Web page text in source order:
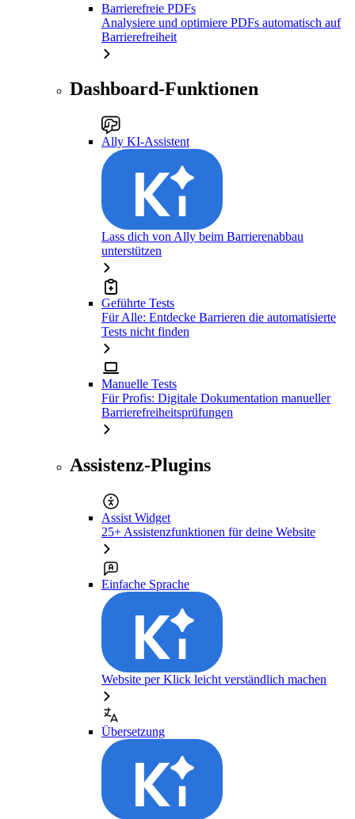
Barrierefreie PDFs
Analysiere und optimiere PDFs automatisch auf
Barrierefreiheit
Dashboard-Funktionen
Ally KI-Assistent
Lass dich von Ally beim Barrierenabbau
unterstützen
Geführte Tests
Für Alle: Entdecke Barrieren die automatisierte
Tests nicht finden
Manuelle Tests
Für Profis: Digitale Dokumentation manueller
Barrierefreiheitsprüfungen
Assistenz-Plugins
Assist Widget
25+ Assistenzfunktionen für deine Website
Einfache Sprache
Website per Klick leicht verständlich machen
Übersetzung